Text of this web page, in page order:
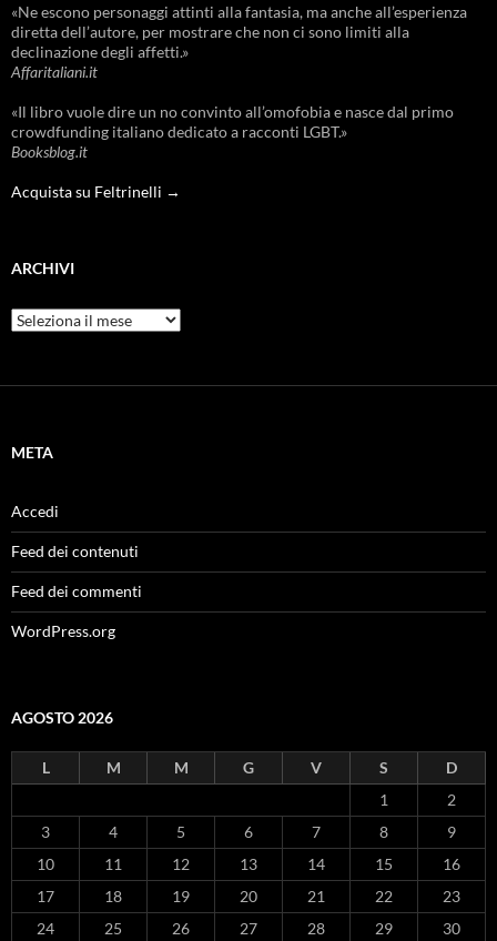
«Ne escono personaggi attinti alla fantasia, ma anche all’esperienza
diretta dell’autore, per mostrare che non ci sono limiti alla
declinazione degli affetti.»
Affaritaliani.it
«Il libro vuole dire un no convinto all’omofobia e nasce dal primo
crowdfunding italiano dedicato a racconti LGBT.»
Booksblog.it
Acquista su Feltrinelli →
ARCHIVI
Archivi
META
Accedi
Feed dei contenuti
Feed dei commenti
WordPress.org
AGOSTO 2026
L M M G V S
D
1
2
3
4 5 6 7 8
9
10
11 12 13 14 15
16
17
18 19 20 21 22
23
24
25 26 27 28 29 30